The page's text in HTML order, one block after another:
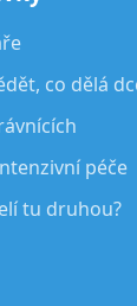
co dělá
péče
tu druhou?